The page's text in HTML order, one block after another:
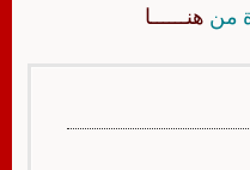
من هنــــــا